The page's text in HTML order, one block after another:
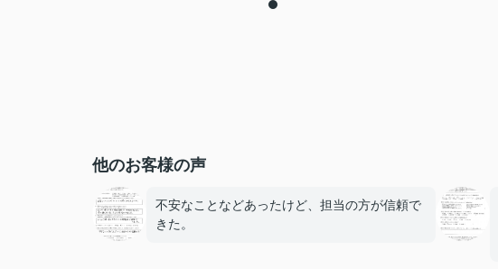
他のお客様の声
不安なことなどあったけど、担当の方が信頼で
きた。